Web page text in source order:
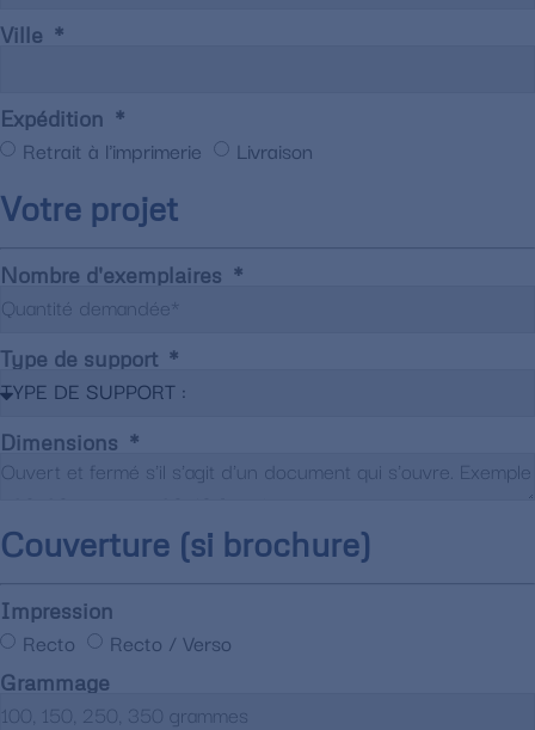
Ville
Expédition
Retrait à l'imprimerie Livraison
Votre projet
Nombre d'exemplaires
Type de support
Dimensions
Couverture (si brochure)
Impression
Recto Recto / Verso
Grammage